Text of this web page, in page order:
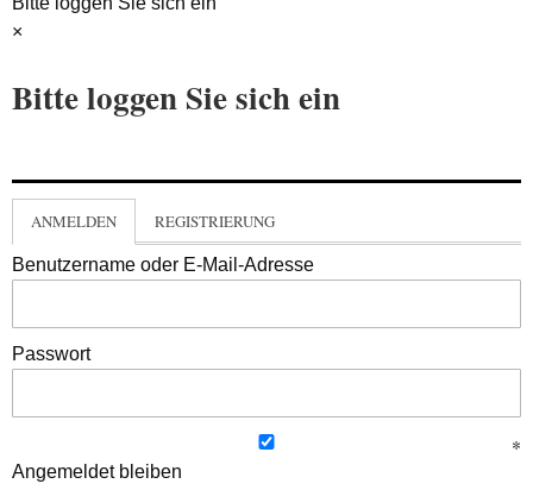
×
Bitte loggen Sie sich ein
ANMELDEN REGISTRIERUNG
Benutzername oder E-Mail-Adresse
Passwort
Angemeldet bleiben